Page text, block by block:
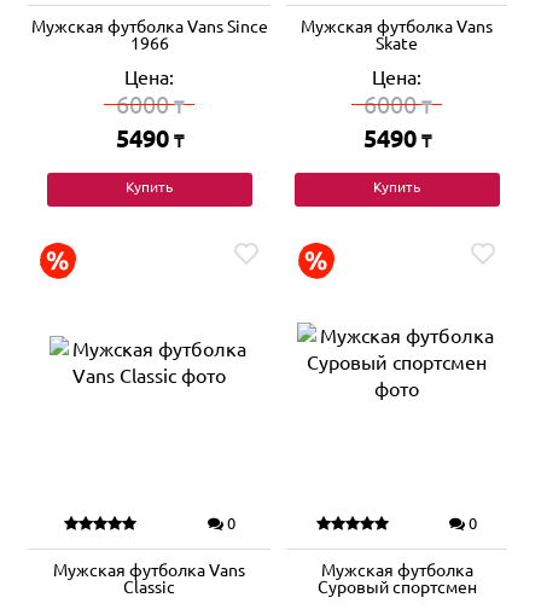
Мужская футболка Vans Since
1966
Цена:
6000₸
5490 ₸
Купить
Мужская футболка Vans
Skate
Цена:
6000₸
5490 ₸
Купить
0
Мужская футболка Vans
Classic
0
Мужская футболка
Суровый спортсмен